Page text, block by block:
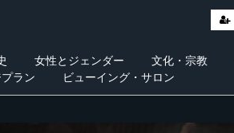
女性とジェンダー 文化・宗教
ラン ビューイング・サロン